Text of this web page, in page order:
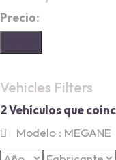
Precio:
Vehicles Filters
2Vehículos que
Modelo : MEGANE